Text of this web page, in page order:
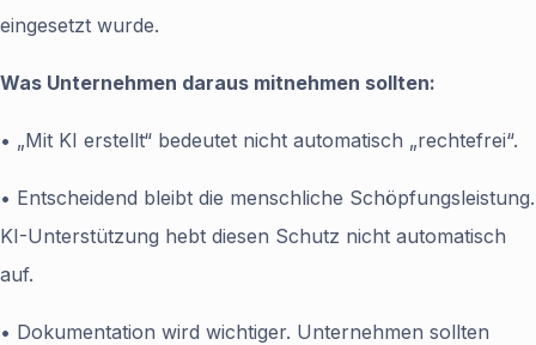
eingesetzt wurde.
Was Unternehmen daraus mitnehmen sollten:
• „Mit KI erstellt“ bedeutet nicht automatisch „rechtefrei“.
• Entscheidend bleibt die menschliche Schöpfungsleistung.
KI-Unterstützung hebt diesen Schutz nicht automatisch
auf.
• Dokumentation wird wichtiger. Unternehmen sollten